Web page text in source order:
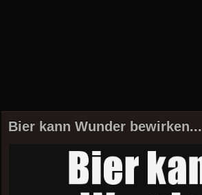
Bier kann Wunder bewirken...